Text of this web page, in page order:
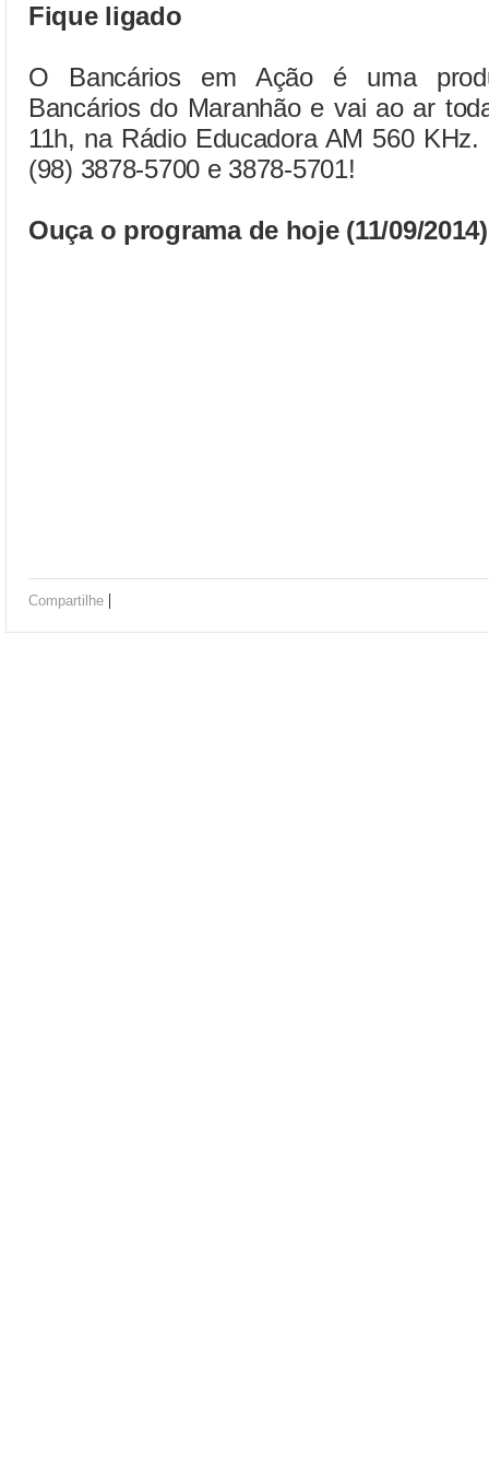
Fique ligado
O Bancários em Ação é uma
Bancários do Maranhão e vai ao ar
11h, na Rádio Educadora AM 560
(98) 3878-5700 e 3878-5701!
Ouça o programa de hoje (11/09/
Compartilhe |